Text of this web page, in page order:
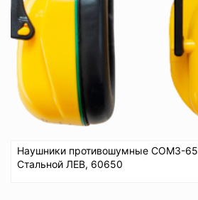
Наушники противошумные СОМЗ-65
Стальной ЛЕВ, 60650